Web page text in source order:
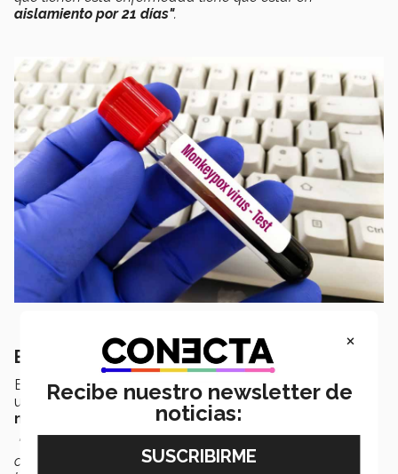
aislamiento por 21 días".
El tratamiento vs el mpox
El infectólogo dijo que existen medicamentos que se
utilizan contra la viruela del mono, sin embargo, estos
no están disponibles en México,
"Es muy importante que las personas que hayan tenido
contacto estrecho con una persona ya identificada o que
×
Recibe nuestro newsletter de
noticias: